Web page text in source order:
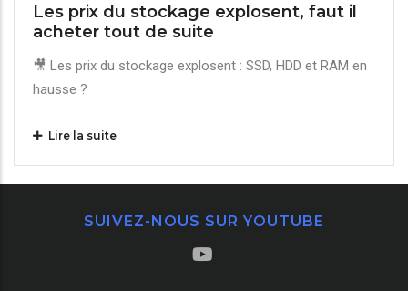
Les prix du stockage explosent, faut il
acheter tout de suite
🎥 Les prix du stockage explosent : SSD, HDD et RAM en
hausse ?
Lire la suite
SUIVEZ-NOUS SUR YOUTUBE